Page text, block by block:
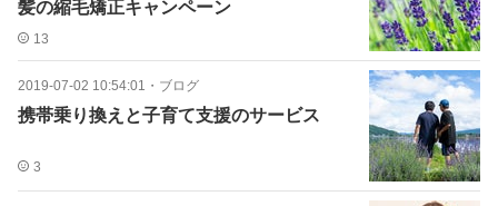
髪の縮毛矯正キャンペーン
13
2019-07-02 10:54:01 ・ ブログ
携帯乗り換えと子育て支援のサービス
3